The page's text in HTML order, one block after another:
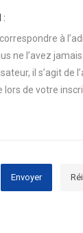
:
à
ne l’avez
il s’agit de
lors de votre
Envoyer